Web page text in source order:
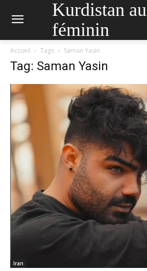
Kurdistan au
féminin
Accueil Tags Saman Yasin
Tag: Saman Yasin
Iran